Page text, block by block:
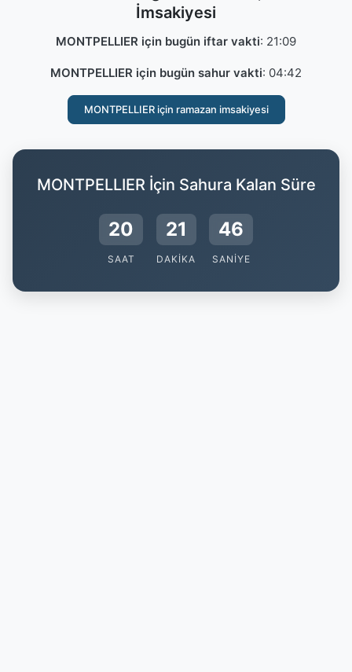
İmsakiyesi
MONTPELLIER için bugün iftar vakti: 21:09
MONTPELLIER için bugün sahur vakti: 04:42
MONTPELLIER için ramazan imsakiyesi
MONTPELLIER İçin Sahura Kalan Süre
20
SAAT
21
DAKIKA
45
SANIYE